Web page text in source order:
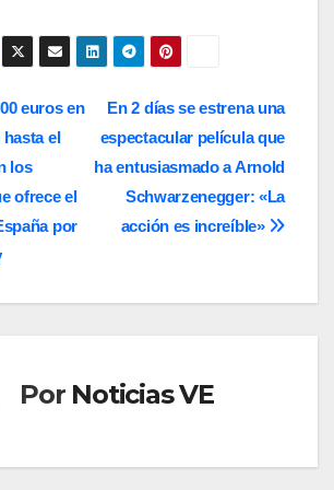
En 2 días se estrena una
espectacular película que
ha entusiasmado a Arnold
Schwarzenegger: «La
acción es increíble»
euros en
el
los
ofrece el
por
Por Noticias VE